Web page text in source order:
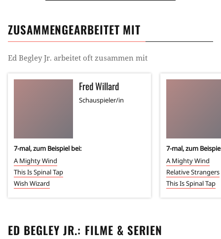
ZUSAMMENGEARBEITET MIT
Ed Begley Jr. arbeitet oft zusammen mit
Fred Willard
Schauspieler/in
7-mal, zum Beispiel bei:
A Mighty Wind
This Is Spinal Tap
Wish Wizard
7-mal, zum
A Mighty Wind
Relative Strangers
This Is Spinal Tap
ED BEGLEY JR.: FILME & SERIEN